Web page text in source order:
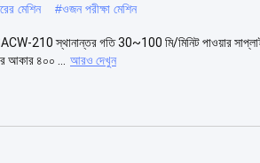
মেশিন #ওজন পরীক্ষা মেশিন
210 স্থানান্তর গতি 30~100 মি/মিনিট পাওয়ার
আকার ৪০০ ...
আরও দেখুন